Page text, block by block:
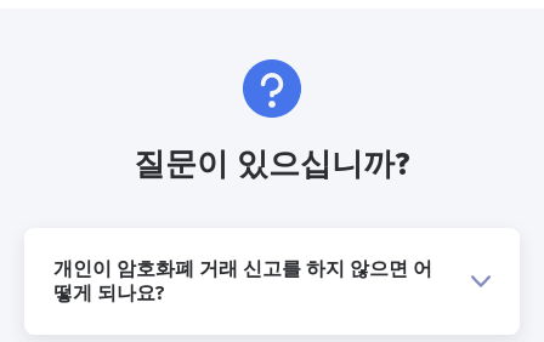
질문이 있으십니까?
개인이 암호화폐 거래 신고를 하지 않으면 어
떻게 되나요?